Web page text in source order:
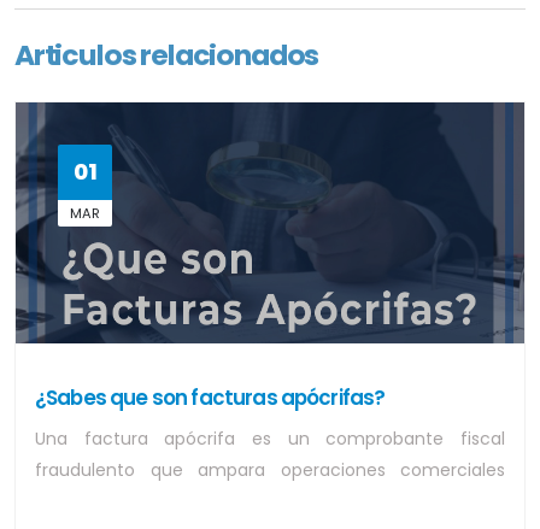
Articulos relacionados
01
MAR
¿Sabes que son facturas apócrifas?
Una factura apócrifa es un comprobante fiscal
fraudulento que ampara operaciones comerciales